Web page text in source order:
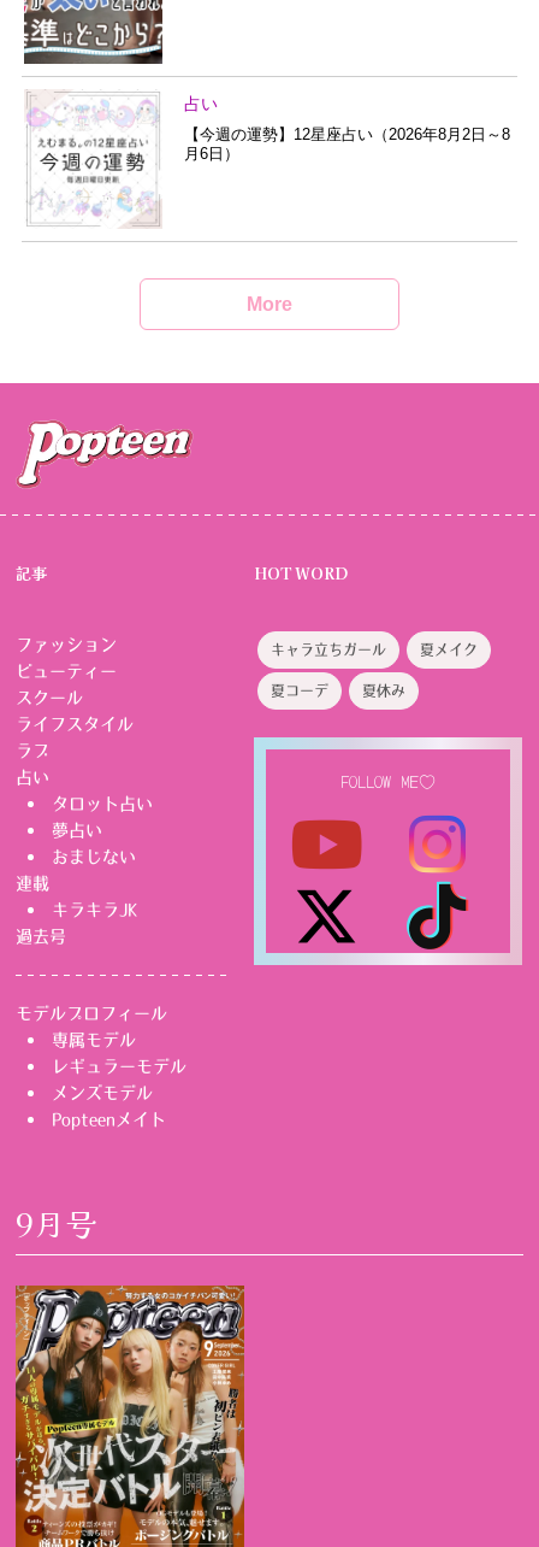
占い
【今週の運勢】12星座占い（2026年8月2日～8
月6日）
More
記事
ファッション
ビューティー
スクール
ライフスタイル
ラブ
占い
タロット占い
夢占い
おまじない
連載
キラキラJK
過去号
モデルプロフィール
専属モデル
レギュラーモデル
メンズモデル
Popteenメイト
HOT WORD
キャラ立ちガール 夏メイク
夏コーデ 夏休み
FOLLOW ME♡
9月号